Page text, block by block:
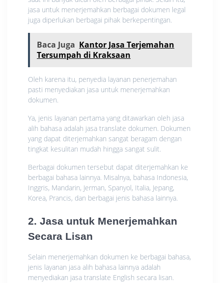
jasa untuk menerjemahkan berbagai dokumen legal
juga diperlukan berbagai pihak berkepentingan.
Baca Juga Kantor Jasa Terjemahan
Tersumpah di Kraksaan
Oleh karena itu, penyedia layanan penerjemahan
pasti menyediakan jasa untuk menerjemahkan
dokumen.
Ya, jenis layanan pertama yang ditawarkan oleh jasa
alih bahasa adalah jasa translate dokumen. Dokumen
yang dapat diterjemahkan sangat beragam dengan
tingkat kesulitan mudah hingga sangat sulit.
Berbagai dokumen tersebut dapat diterjemahkan ke
berbagai bahasa lainnya. Misalnya, bahasa Indonesia,
Inggris, Mandarin, Jerman, Spanyol, Italia, Jepang,
Korea, Prancis, dan berbagai jenis bahasa lainnya.
2. Jasa untuk Menerjemahkan
Secara Lisan
Selain menerjemahkan dokumen ke berbagai bahasa,
jenis layanan jasa alih bahasa lainnya adalah
menyediakan jasa translate English secara lisan.